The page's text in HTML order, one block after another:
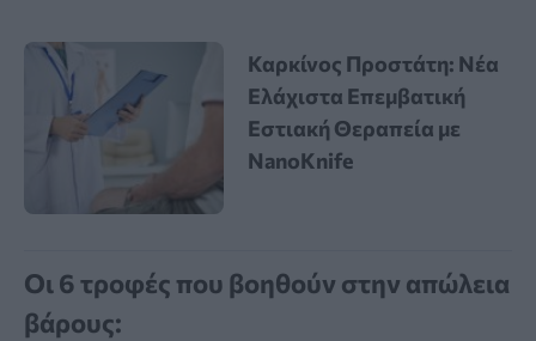
Καρκίνος Προστάτη: Νέα
Ελάχιστα Επεμβατική
Εστιακή Θεραπεία με
NanoKnife
Οι 6 τροφές που βοηθούν στην απώλεια
βάρους: